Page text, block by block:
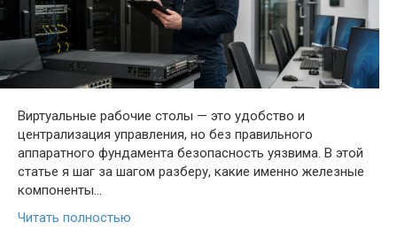
Виртуальные рабочие столы — это удобство и
централизация управления, но без правильного
аппаратного фундамента безопасность уязвима. В этой
статье я шаг за шагом разберу, какие именно железные
компоненты…
Читать полностью